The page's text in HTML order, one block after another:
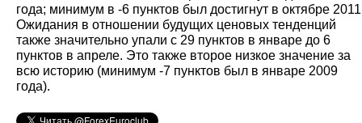
года; минимум в -6 пунктов был достигнут в октябре
Ожидания в отношении будущих ценовых тенденций
также значительно упали с 29 пунктов в январе до 6
пунктов в апреле. Это также второе низкое значение за
всю историю (минимум -7 пунктов был в январе 2009
года).